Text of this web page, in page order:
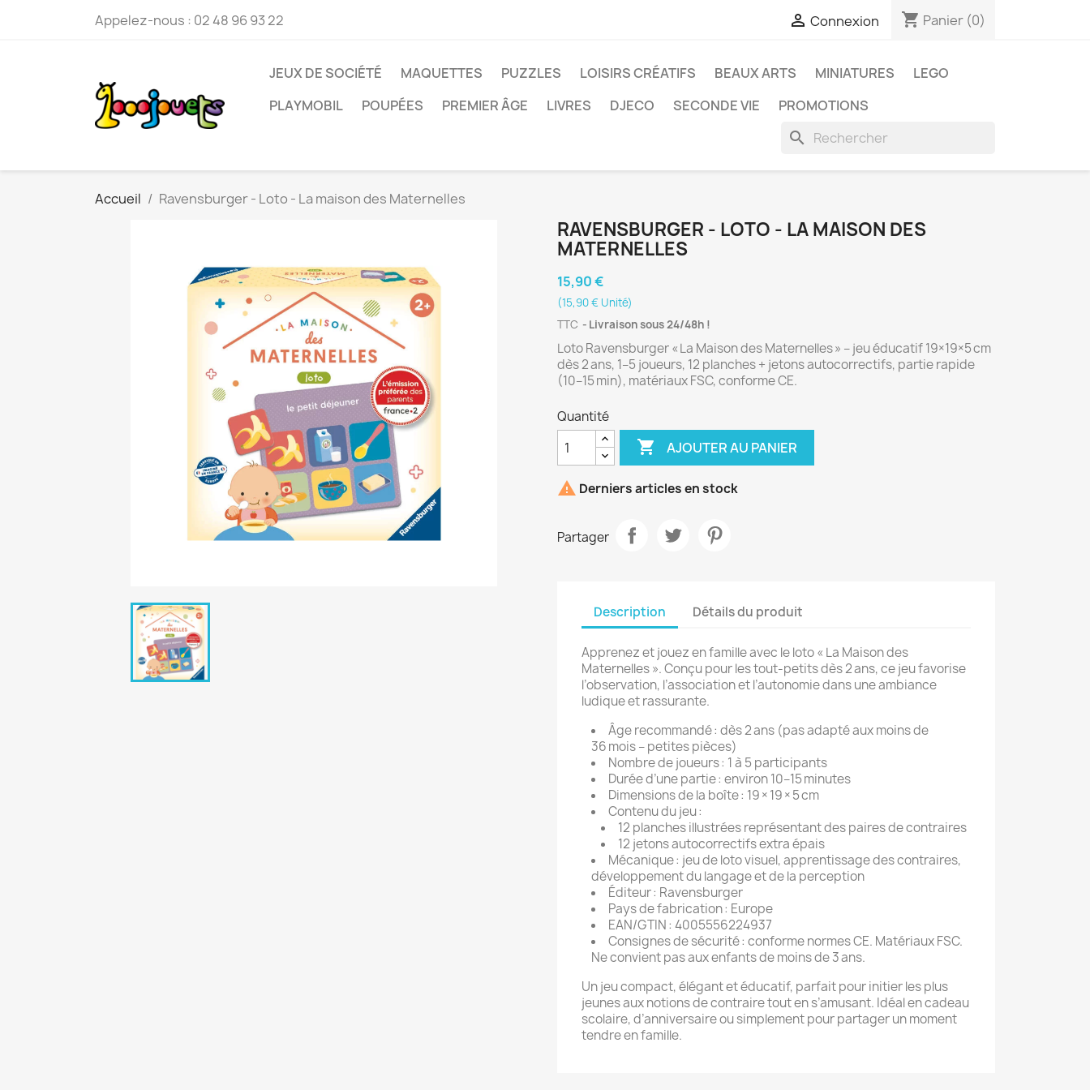
Appelez-nous : 02 48 96 93 22  Connexion shopping_cart Panier (0)
JEUX DE SOCIÉTÉ MAQUETTES PUZZLES LOISIRS CRÉATIFS BEAUX ARTS MINIATURES
LEGO
PLAYMOBIL
POUPÉES PREMIER ÂGE LIVRES DJECO SECONDE VIE PROMOTIONS
search
Accueil Ravensburger - Loto - La maison des Maternelles
RAVENSBURGER - LOTO - LA MAISON DES
MATERNELLES
15,90 €
(15,90 € Unité)
TTC
Livraison sous 24/48h !
Loto Ravensburger « La Maison des Maternelles » – jeu éducatif 19×19×5 cm
dès 2 ans, 1–5 joueurs, 12 planches + jetons autocorrectifs, partie rapide
(10–15 min), matériaux FSC, conforme CE.
Quantité
 AJOUTER AU PANIER
 Derniers articles en stock
Partager
Description Détails du produit
Apprenez et jouez en famille avec le loto « La Maison des
Maternelles ». Conçu pour les tout-petits dès 2 ans, ce jeu favorise
l’observation, l’association et l’autonomie dans une ambiance
ludique et rassurante.
Âge recommandé : dès 2 ans (pas adapté aux moins de
36 mois – petites pièces)
Nombre de joueurs : 1 à 5 participants
Durée d’une partie : environ 10–15 minutes
Dimensions de la boîte : 19 × 19 × 5 cm
Contenu du jeu :
12 planches illustrées représentant des paires de contraires
12 jetons autocorrectifs extra épais
Mécanique : jeu de loto visuel, apprentissage des contraires,
développement du langage et de la perception
Éditeur : Ravensburger
Pays de fabrication : Europe
EAN/GTIN : 4005556224937
Consignes de sécurité : conforme normes CE. Matériaux FSC.
Ne convient pas aux enfants de moins de 3 ans.
Un jeu compact, élégant et éducatif, parfait pour initier les plus
jeunes aux notions de contraire tout en s’amusant. Idéal en cadeau
scolaire, d’anniversaire ou simplement pour partager un moment
tendre en famille.